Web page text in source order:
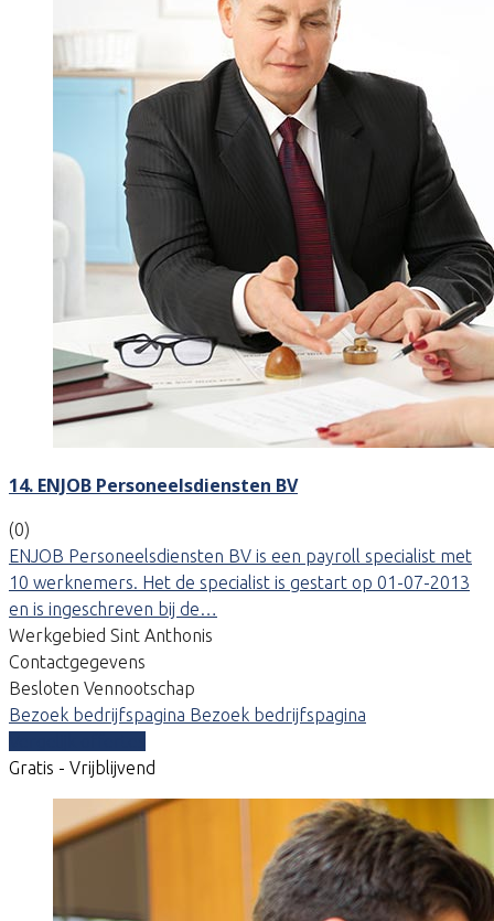
14. ENJOB Personeelsdiensten BV
(0)
ENJOB Personeelsdiensten BV is een payroll specialist met
10 werknemers. Het de specialist is gestart op 01-07-2013
en is ingeschreven bij de…
Werkgebied Sint Anthonis
Contactgegevens
Besloten Vennootschap
Bezoek bedrijfspagina Bezoek bedrijfspagina
Gratis - Vrijblijvend